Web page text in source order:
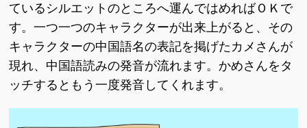
ているシルエットのところへ運んではめればＯＫで
す。一つ一つのキャラクターが出来上がると、その
キャラクターの中国語名の表記を掲げたカメさんが
現れ、中国語読みの発音が流れます。かめさんをタ
ッチするともう一度発音してくれます。